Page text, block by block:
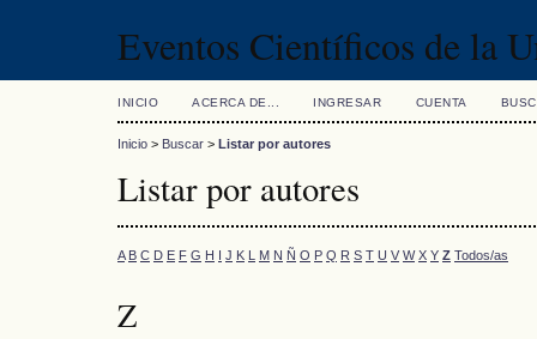
Eventos Científicos de la
INICIO ACERCA DE... INGRESAR CUENTA
Inicio > Buscar > Listar por autores
Listar por autores
A B C D E F G H I J K L M N Ñ O P Q R S T U V W X Y Z Todos/as
Z